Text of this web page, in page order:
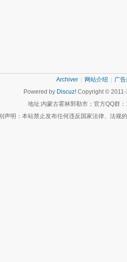
Archiver 网站介绍 广
Powered by Discuz! Copyright © 2011-
地址:内蒙古霍林郭勒市；官方QQ群：
声明：本站禁止发布任何违反国家法律、法规